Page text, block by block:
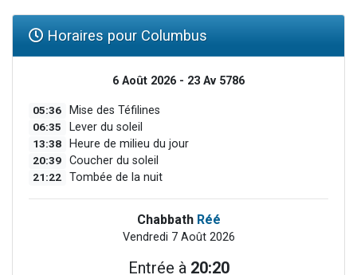
Horaires pour Columbus
6 Août 2026 - 23 Av 5786
05:36 Mise des Téfilines
06:35 Lever du soleil
13:38 Heure de milieu du jour
20:39 Coucher du soleil
21:22 Tombée de la nuit
Chabbath Réé
Vendredi 7 Août 2026
Entrée à 20:20